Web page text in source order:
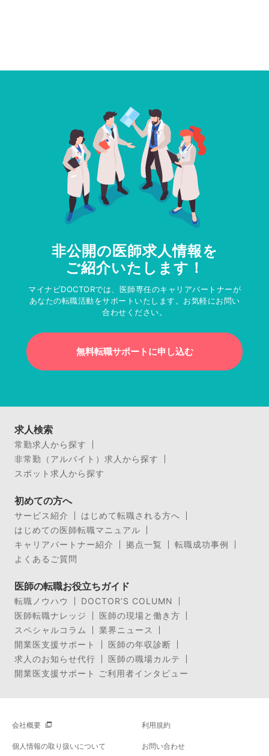
非公開の医師求人情報を
ご紹介いたします！
マイナビDOCTORでは、医師専任のキャリアパートナーが
あなたの転職活動をサポートいたします。お気軽にお問い
合わせください。
無料転職サポートに申し込む
求人検索
常勤求人から探す
非常勤（アルバイト）求人から探す
スポット求人から探す
初めての方へ
サービス紹介
はじめて転職される方へ
はじめての医師転職マニュアル
キャリアパートナー紹介
拠点一覧
転職成功事例
よくあるご質問
医師の転職お役立ちガイド
転職ノウハウ
DOCTOR’S COLUMN
医師転職ナレッジ
医師の現場と働き方
スペシャルコラム
業界ニュース
開業医支援サポート
医師の年収診断
求人のお知らせ代行
医師の職場カルテ
開業医支援サポート ご利用者インタビュー
会社概要 利用規約
個人情報の取り扱いについて お問い合わせ